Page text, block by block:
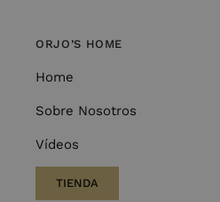
ORJO’S HOME
Home
Sobre Nosotros
Vídeos
TIENDA